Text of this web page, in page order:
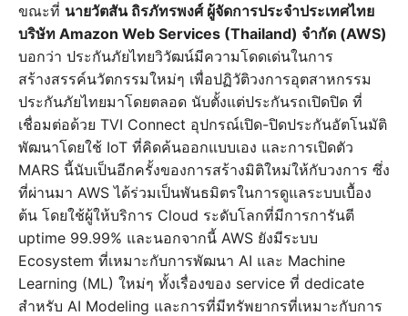
ขณะที่ นายวัตสัน ถิรภัทรพงศ์ ผู้จัดการประจำประเทศไทย
บริษัท Amazon Web Services (Thailand) จำกัด (AWS)
บอกว่า ประกันภัยไทยวิวัฒน์มีความโดดเด่นในการ
สร้างสรรค์นวัตกรรมใหม่ๆ เพื่อปฏิวัติวงการอุตสาหกรรม
ประกันภัยไทยมาโดยตลอด นับตั้งแต่ประกันรถเปิดปิด ที่
เชื่อมต่อด้วย TVI Connect อุปกรณ์เปิด-ปิดประกันอัตโนมัติ
พัฒนาโดยใช้ IoT ที่คิดค้นออกแบบเอง และการเปิดตัว
MARS นี้นับเป็นอีกครั้งของการสร้างมิติใหม่ให้กับวงการ ซึ่ง
ที่ผ่านมา AWS ได้ร่วมเป็นพันธมิตรในการดูแลระบบเบื้อง
ต้น โดยใช้ผู้ให้บริการ Cloud ระดับโลกที่มีการการันตี
uptime 99.99% และนอกจากนี้ AWS ยังมีระบบ
Ecosystem ที่เหมาะกับการพัฒนา AI และ Machine
Learning (ML) ใหม่ๆ ทั้งเรื่องของ service ที่ dedicate
สำหรับ AI Modeling และการที่มีทรัพยากรที่เหมาะกับการ